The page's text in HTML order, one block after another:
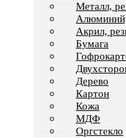
Металл,
Алюминий,
Акрил,
Бумага
Дерево
Картон
Кожа
МДФ
Оргстекло